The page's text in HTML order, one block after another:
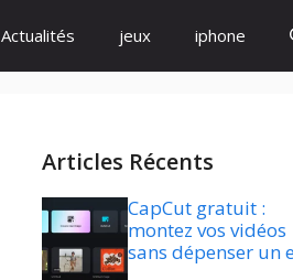
Actualités jeux iphone
Articles Récents
CapCut gratuit :
montez vos vidéos
sans dépenser un